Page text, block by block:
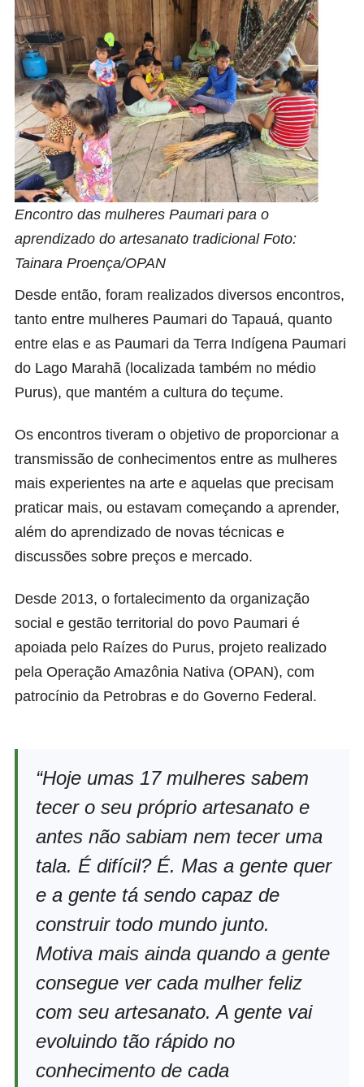
Encontro das mulheres Paumari para o
aprendizado do artesanato tradicional Foto:
Tainara Proença/OPAN
Desde então, foram realizados diversos encontros,
tanto entre mulheres Paumari do Tapauá, quanto
entre elas e as Paumari da Terra Indígena Paumari
do Lago Marahã (localizada também no médio
Purus), que mantém a cultura do teçume.
Os encontros tiveram o objetivo de proporcionar a
transmissão de conhecimentos entre as mulheres
mais experientes na arte e aquelas que precisam
praticar mais, ou estavam começando a aprender,
além do aprendizado de novas técnicas e
discussões sobre preços e mercado.
Desde 2013, o fortalecimento da organização
social e gestão territorial do povo Paumari é
apoiada pelo Raízes do Purus, projeto realizado
pela Operação Amazônia Nativa (OPAN), com
patrocínio da Petrobras e do Governo Federal.
“Hoje umas 17 mulheres sabem
tecer o seu próprio artesanato e
antes não sabiam nem tecer uma
tala. É difícil? É. Mas a gente quer
e a gente tá sendo capaz de
construir todo mundo junto.
Motiva mais ainda quando a gente
consegue ver cada mulher feliz
com seu artesanato. A gente vai
evoluindo tão rápido no
conhecimento de cada